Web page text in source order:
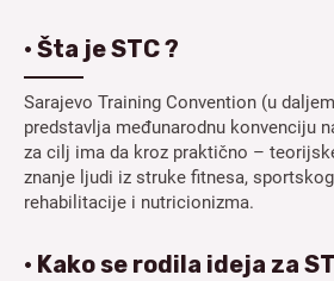
• Šta je STC ?
Sarajevo Training Convention (u
predstavlja međunarodnu konvenciju
za cilj ima da kroz praktično –
znanje ljudi iz struke fitnesa,
rehabilitacije i nutricionizma.
• Kako se rodila ideja za